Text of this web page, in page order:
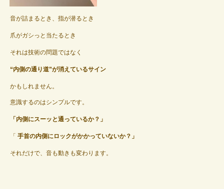
音が詰まるとき、指が潜るとき
爪がガシっと当たるとき
それは技術の問題ではなく
“内側の通り道”が消えているサイン
かもしれません。
意識するのはシンプルです。
「内側にスーッと通っているか？」
「手首の内側にロックがかかっていないか？」
それだけで、音も動きも変わります。